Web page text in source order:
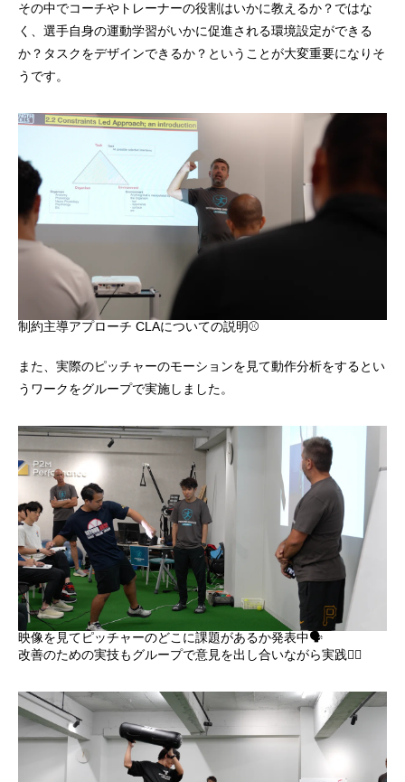
その中でコーチやトレーナーの役割はいかに教えるか？ではな
く、選手自身の運動学習がいかに促進される環境設定ができる
か？タスクをデザインできるか？ということが大変重要になりそ
うです。
制約主導アプローチ CLAについての説明⚾️
また、実際のピッチャーのモーションを見て動作分析をするとい
うワークをグループで実施しました。
映像を見てピッチャーのどこに課題があるか発表中🗣️
改善のための実技もグループで意見を出し合いながら実践🏋️‍♂️